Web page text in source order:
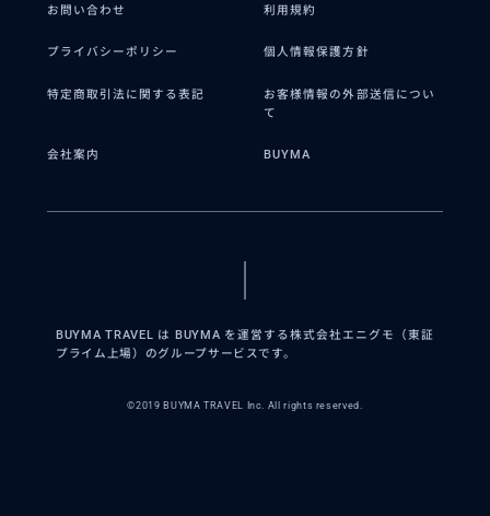
お問い合わせ 利用規約
プライバシーポリシー 個人情報保護方針
特定商取引法に関する表記
お客様情報の外部送信につい
て
会社案内 BUYMA
BUYMA TRAVEL は BUYMA を運営する株式会社エニグモ（東証
プライム上場）のグループサービスです。
©2019 BUYMA TRAVEL Inc. All rights reserved.